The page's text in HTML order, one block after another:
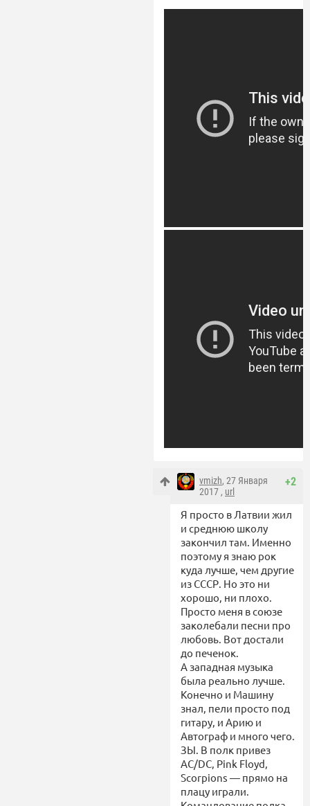
+2
vmizh, 27 Января
2017 , url
Я просто в Латвии жил
и среднюю школу
закончил там. Именно
поэтому я знаю рок
куда лучше, чем другие
из СССР. Но это ни
хорошо, ни плохо.
Просто меня в союзе
заколебали песни про
любовь. Вот достали
до печенок.
А западная музыка
была реально лучше.
Конечно и Машину
знал, пели просто под
гитару, и Арию и
Автограф и много чего.
ЗЫ. В полк привез
AC/DC, Pink Floyd,
Scorpions — прямо на
плацу играли.